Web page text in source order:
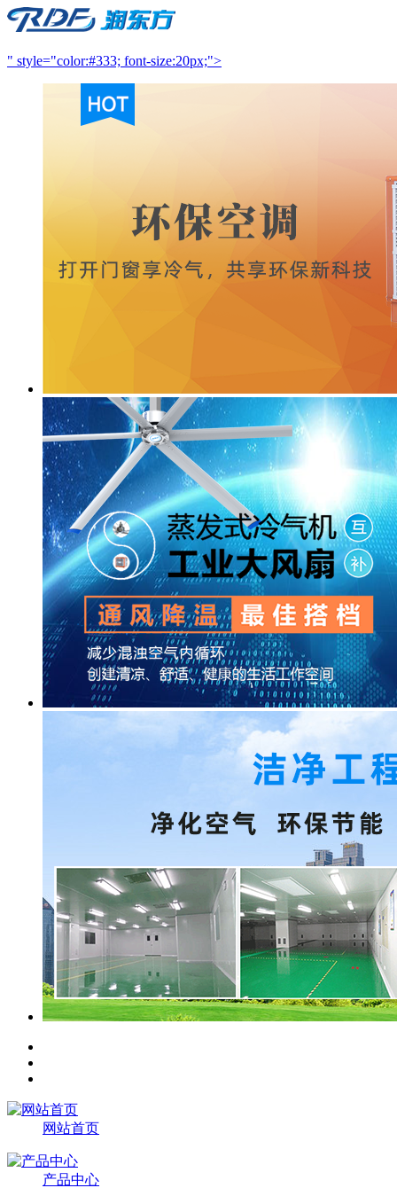
" style="color:#333; font-size:20px;">
网站首页
产品中心